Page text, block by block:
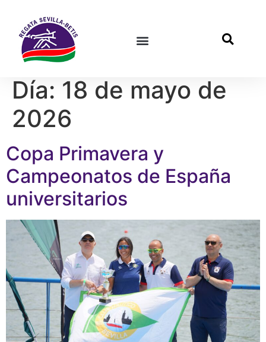
Día: 18 de mayo de
2026
Copa Primavera y
Campeonatos de España
universitarios